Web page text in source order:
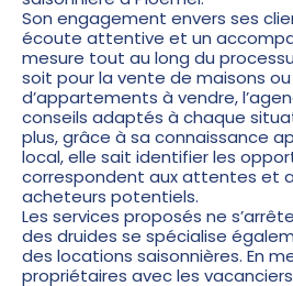
Son engagement envers ses
écoute attentive et un
mesure tout au long du
soit pour la vente de maisons
d’appartements à vendre,
conseils adaptés à chaque
plus, grâce à sa connaissance
local, elle sait identifier les
correspondent aux attentes et
acheteurs potentiels.
Les services proposés ne
des druides se spécialise
des locations saisonnières. En
propriétaires avec les